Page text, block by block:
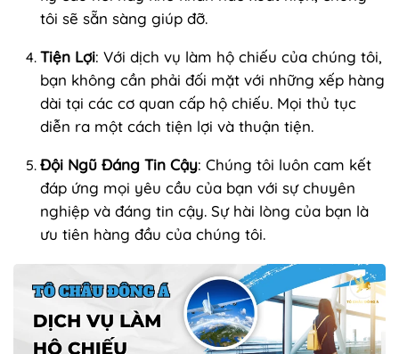
tôi sẽ sẵn sàng giúp đỡ.
Tiện Lợi: Với dịch vụ làm hộ chiếu của chúng tôi,
bạn không cần phải đối mặt với những xếp hàng
dài tại các cơ quan cấp hộ chiếu. Mọi thủ tục
diễn ra một cách tiện lợi và thuận tiện.
Đội Ngũ Đáng Tin Cậy: Chúng tôi luôn cam kết
đáp ứng mọi yêu cầu của bạn với sự chuyên
nghiệp và đáng tin cậy. Sự hài lòng của bạn là
ưu tiên hàng đầu của chúng tôi.